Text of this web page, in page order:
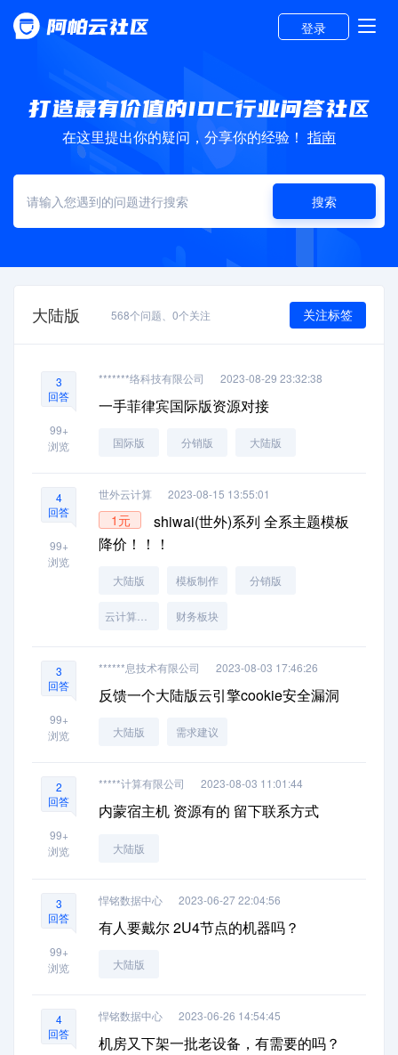
登录
在这里提出你的疑问，分享你的经验！ 指南
搜索
大陆版 568个问题、 0个关注 关注标签
3
回答
99+
浏览
*******络科技有限公司 2023-08-29 23:32:38
一手菲律宾国际版资源对接
国际版 分销版 大陆版
4
回答
99+
浏览
世外云计算 2023-08-15 13:55:01
1元
shiwai(世外)系列 全系主题模板
降价！！！
大陆版 模板制作 分销版
财务板块
3
回答
99+
浏览
******息技术有限公司 2023-08-03 17:46:26
反馈一个大陆版云引擎cookie安全漏洞
大陆版 需求建议
2
回答
99+
浏览
*****计算有限公司 2023-08-03 11:01:44
内蒙宿主机 资源有的 留下联系方式
大陆版
3
回答
99+
浏览
悍铭数据中心 2023-06-27 22:04:56
有人要戴尔 2U4节点的机器吗？
大陆版
4
回答
悍铭数据中心 2023-06-26 14:54:45
机房又下架一批老设备，有需要的吗？